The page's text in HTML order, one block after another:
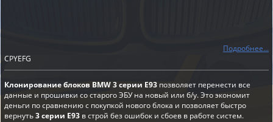
Подробнее...
CPYEFG
Клонирование блоков BMW 3 серии E93 позволяет перенести все
данные и прошивки со старого ЭБУ на новый или б/у. Это экономит
деньги по сравнению с покупкой нового блока и позволяет быстро
вернуть3 серии E93 в строй без ошибок и сбоев в работе систем.